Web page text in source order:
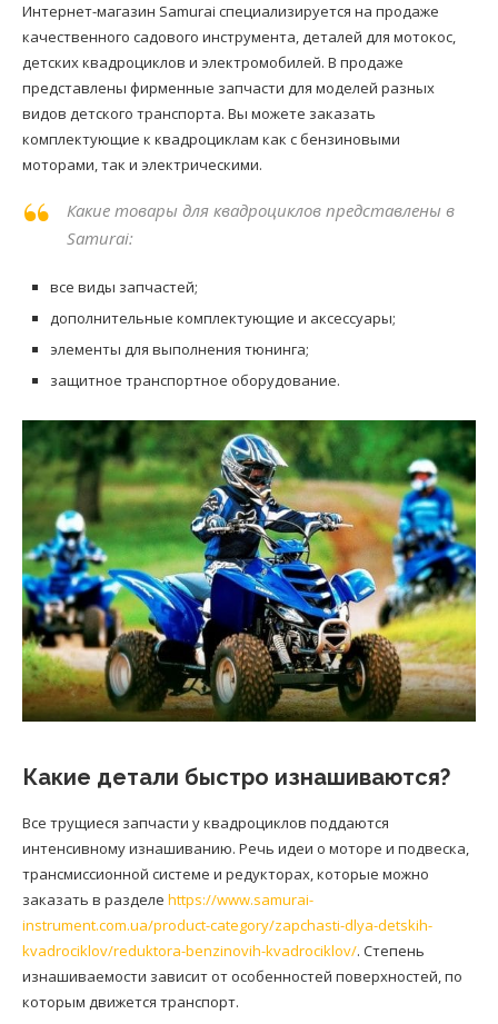
Интернет-магазин Samurai специализируется на продаже
качественного садового инструмента, деталей для мотокос,
детских квадроциклов и электромобилей. В продаже
представлены фирменные запчасти для моделей разных
видов детского транспорта. Вы можете заказать
комплектующие к квадроциклам как с бензиновыми
моторами, так и электрическими.
Какие товары для квадроциклов представлены в
Samurai:
все виды запчастей;
дополнительные комплектующие и аксессуары;
элементы для выполнения тюнинга;
защитное транспортное оборудование.
Какие детали быстро изнашиваются?
Все трущиеся запчасти у квадроциклов поддаются
интенсивному изнашиванию. Речь идеи о моторе и подвеска,
трансмиссионной системе и редукторах, которые можно
заказать в разделе https://www.samurai-
instrument.com.ua/product-category/zapchasti-dlya-detskih-
kvadrociklov/reduktora-benzinovih-kvadrociklov/. Степень
изнашиваемости зависит от особенностей поверхностей, по
которым движется транспорт.